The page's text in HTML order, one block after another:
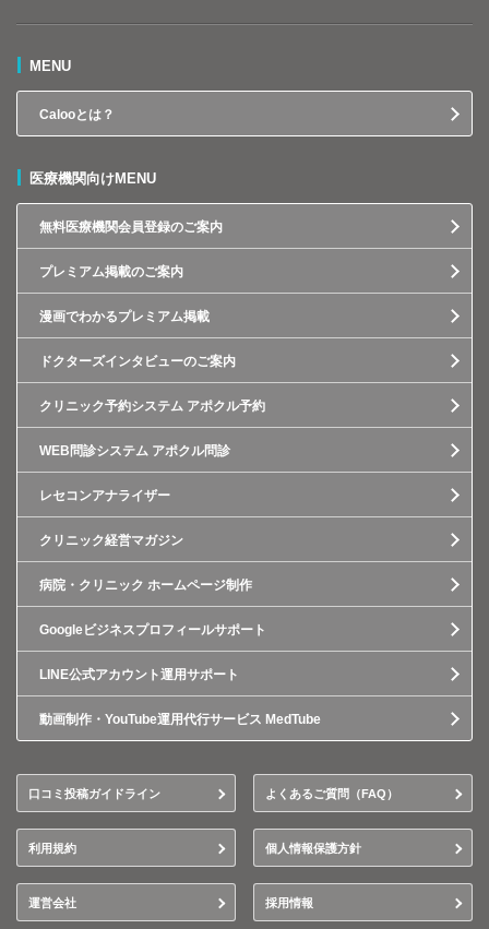
MENU
Calooとは？
医療機関向けMENU
無料医療機関会員登録のご案内
プレミアム掲載のご案内
漫画でわかるプレミアム掲載
ドクターズインタビューのご案内
クリニック予約システム アポクル予約
WEB問診システム アポクル問診
レセコンアナライザー
クリニック経営マガジン
病院・クリニック ホームページ制作
Googleビジネスプロフィールサポート
LINE公式アカウント運用サポート
動画制作・YouTube運用代行サービス MedTube
口コミ投稿ガイドライン よくあるご質問（FAQ）
利用規約 個人情報保護方針
運営会社 採用情報